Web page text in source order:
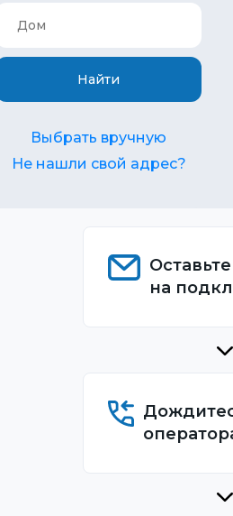
Найти
Выбрать вручную
Не нашли свой адрес?
на